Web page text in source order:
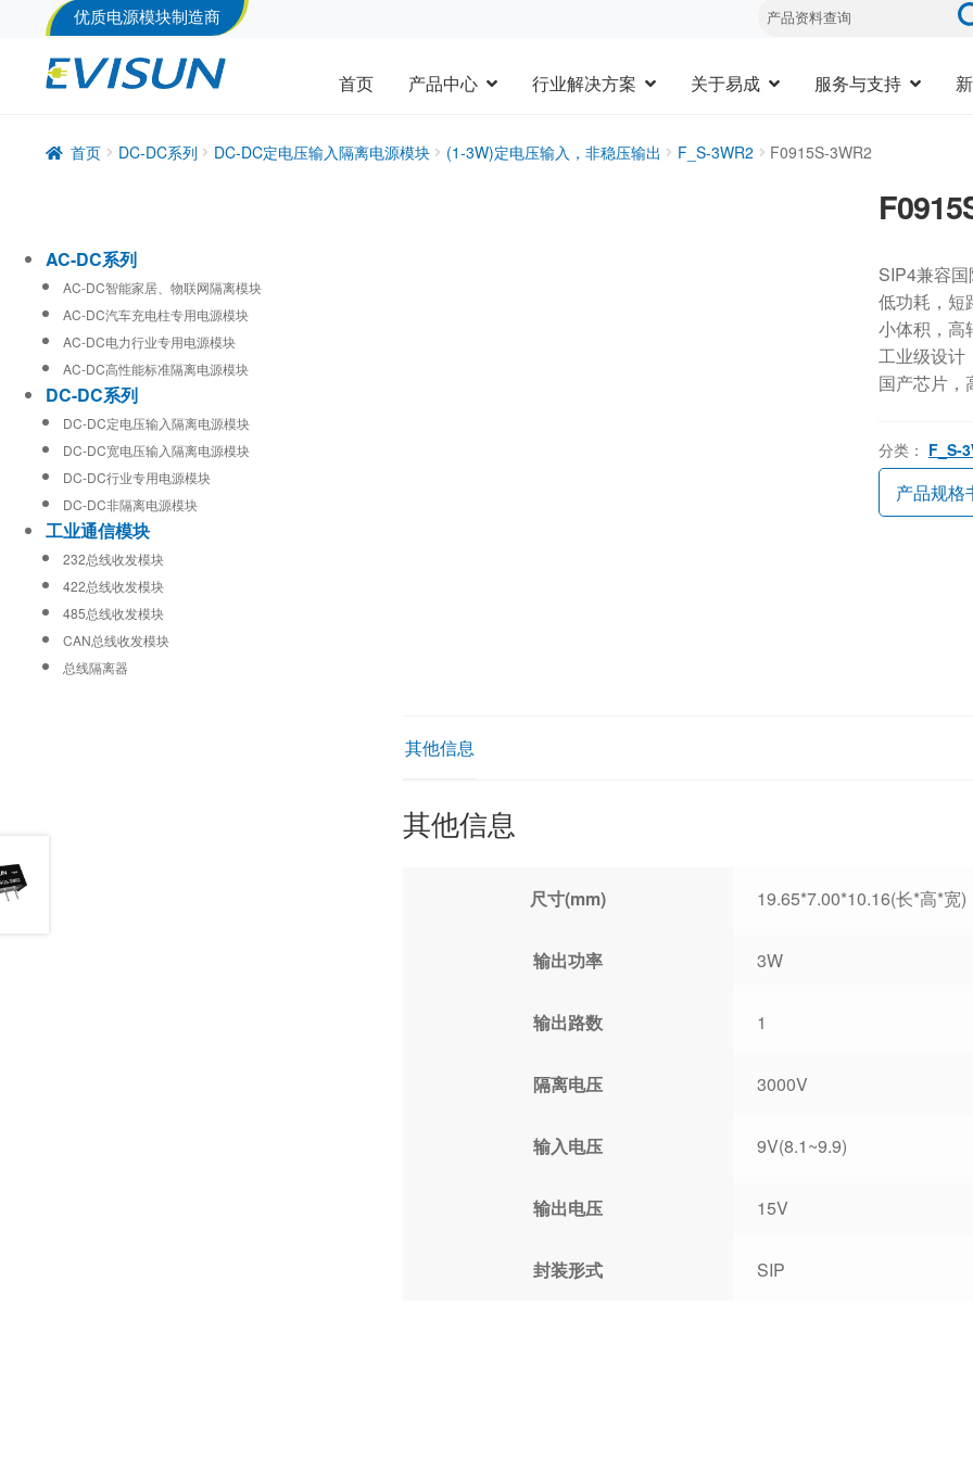
优质电源模块制造商
首页 产品中心 行业解决方案 关于易成 服务与支持
首页 DC-DC系列 DC-DC定电压输入隔离电源模块 (1-3W)定电压输入，非稳压输出 F_S-3WR2 F0915S-3WR2
SIP4兼容
低功耗，短
小体积，高
工业级设计
国产芯片，
分类： F_S-
产品规格
其他信息
其他信息
尺寸(mm) 19.65*7.00*10.16(长*高*宽)
输出功率 3W
输出路数 1
隔离电压 3000V
输入电压 9V(8.1~9.9)
输出电压 15V
封装形式 SIP
AC-DC系列
AC-DC智能家居、物联网隔离模块
AC-DC汽车充电柱专用电源模块
AC-DC电力行业专用电源模块
AC-DC高性能标准隔离电源模块
DC-DC系列
DC-DC定电压输入隔离电源模块
DC-DC宽电压输入隔离电源模块
DC-DC行业专用电源模块
DC-DC非隔离电源模块
工业通信模块
232总线收发模块
422总线收发模块
485总线收发模块
CAN总线收发模块
总线隔离器